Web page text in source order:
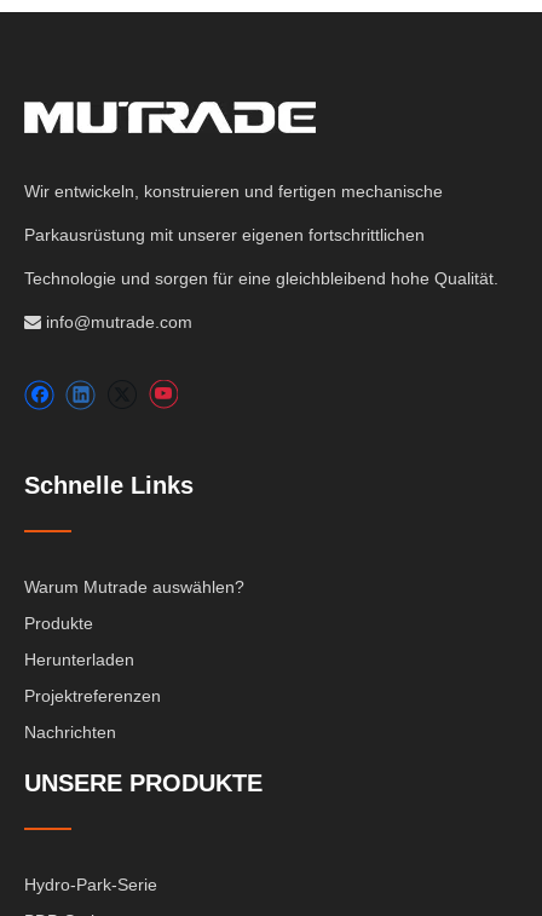
Wir entwickeln, konstruieren und fertigen mechanische
Parkausrüstung mit unserer eigenen fortschrittlichen
Technologie und sorgen für eine gleichbleibend hohe Qualität.
 info@mutrade.com
Schnelle Links
Warum Mutrade auswählen?
Produkte
Herunterladen
Projektreferenzen
Nachrichten
UNSERE PRODUKTE
Hydro-Park-Serie